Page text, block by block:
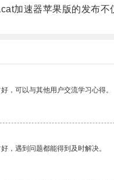
速器苹果版的发布不仅
，可以与其他用户交流学习心得。
，遇到问题都能得到及时解决。